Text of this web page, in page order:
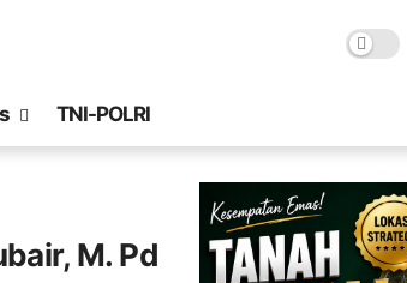
TNI-POLRI
M. Pd